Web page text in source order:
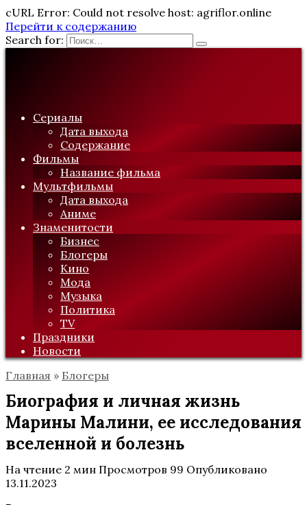
cURL Error: Could not resolve host: agriflor.online
Перейти к содержанию
Search for:
Сериалы
Дата выхода
Содержание
Фильмы
Название фильма
Мультфильмы
Дата выхода
Аниме
Знаменитости
Бизнес
Блогеры
Кино
Мода
Музыка
Политика
TV
Праздники
Новости
Главная » Блогеры
Биография и личная жизнь
Марины Малини, ее исследования
вселенной и болезнь
На чтение 2 мин Просмотров 99 Опубликовано
13.11.2023